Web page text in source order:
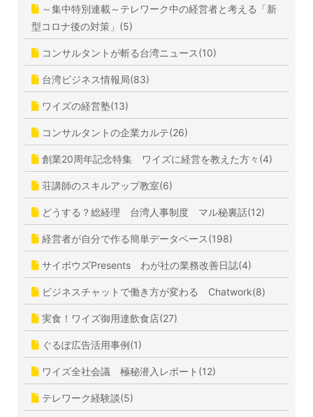
～集中特別連載～テレワーク中の経営者と考える「新
型コロナ後の対策」(5)
コンサルタントが斬る台湾ニュース(10)
台湾ビジネス情報局(83)
ワイズの経営塾(13)
コンサルタントの企業カルテ(26)
創業20周年記念特集 ワイズに経営を教えた方々(4)
荘講師のスキルアップ教室(6)
どうする？総経理 台湾人事制度 マル秘裏話(12)
経営者が自分で作る簡単データベース(198)
サイボウズPresents わが社の業務改善日誌(4)
ビジネスチャットで働き方が変わる Chatwork(8)
実食！ワイズ御用達飲食店(27)
ぐるぽ広告活用事例(1)
ワイズ全社会議 極秘潜入レポート(12)
テレワーク経験談(5)